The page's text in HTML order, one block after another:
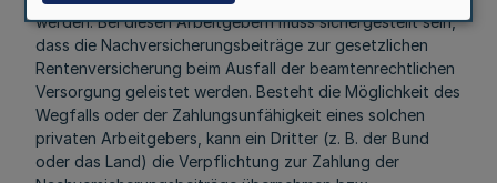
werden. Bei diesen Arbeitgebern muss sichergestellt sein,
dass die Nachversicherungsbeiträge zur gesetzlichen
Rentenversicherung beim Ausfall der beamtenrechtlichen
Versorgung geleistet werden. Besteht die Möglichkeit des
Wegfalls oder der Zahlungsunfähigkeit eines solchen
privaten Arbeitgebers, kann ein Dritter (z. B. der Bund
oder das Land) die Verpflichtung zur Zahlung der